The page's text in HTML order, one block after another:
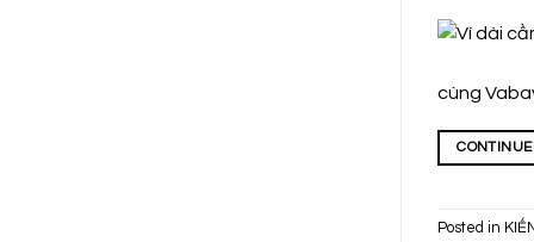
cùng
Posted in